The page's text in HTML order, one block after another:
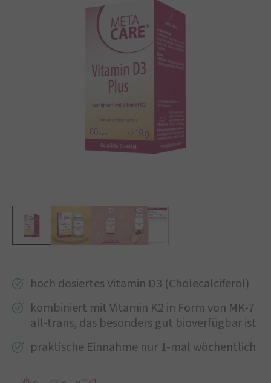
hoch dosiertes Vitamin D3 (Cholecalciferol)
kombiniert mit Vitamin K2 in Form von MK-7
all-trans, das besonders gut bioverfügbar ist
praktische Einnahme nur 1-mal wöchentlich